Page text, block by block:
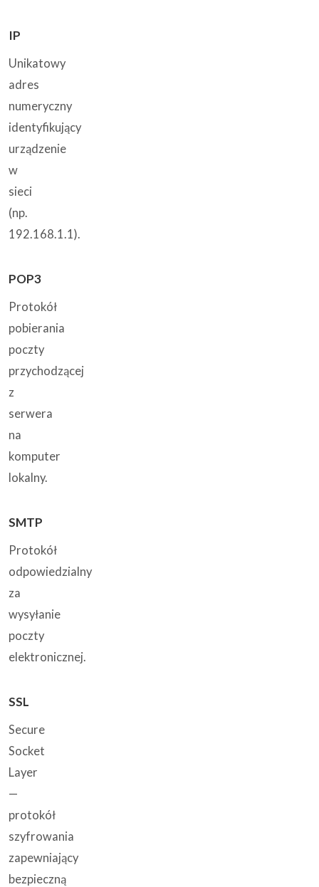
IP
Unikatowy
adres
numeryczny
identyfikujący
urządzenie
w
sieci
(np.
192.168.1.1).
POP3
Protokół
pobierania
poczty
przychodzącej
z
serwera
na
komputer
lokalny.
SMTP
Protokół
odpowiedzialny
za
wysyłanie
poczty
elektronicznej.
SSL
Secure
Socket
Layer
—
protokół
szyfrowania
zapewniający
bezpieczną